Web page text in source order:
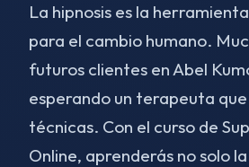
La hipnosis es la
para el cambio humano.
futuros clientes en Abel
esperando un terapeuta
técnicas. Con el curso de
Online, aprenderás no solo